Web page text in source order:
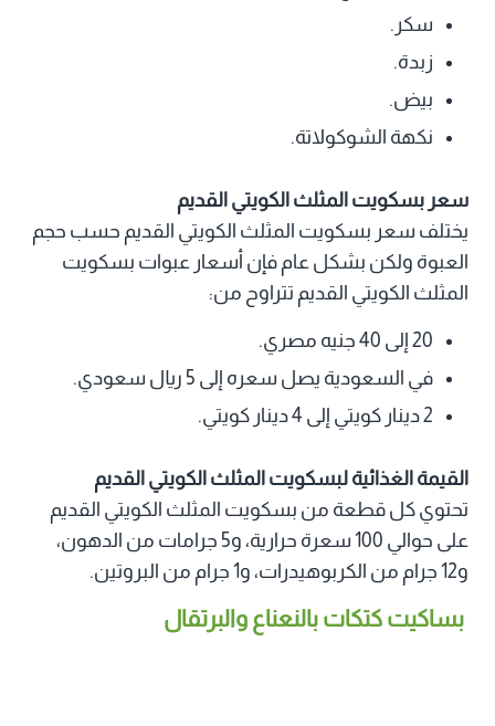
سكر.
زبدة.
بيض.
نكهة الشوكولاتة.
سعر بسكويت المثلث الكويتي القديم
يختلف سعر بسكويت المثلث الكويتي القديم حسب حجم
العبوة ولكن بشكل عام فإن أسعار عبوات بسكويت
المثلث الكويتي القديم تتراوح من:
20 إلى 40 جنيه مصري.
في السعودية يصل سعره إلى 5 ريال سعودي.
2 دينار كويتي إلى 4 دينار كويتي.
القيمة الغذائية لبسكويت المثلث الكويتي القديم
تحتوي كل قطعة من بسكويت المثلث الكويتي القديم
على حوالي 100 سعرة حرارية، و5 جرامات من الدهون،
و12 جرام من الكربوهيدرات، و1 جرام من البروتين.
بساكيت كتكات بالنعناع والبرتقال